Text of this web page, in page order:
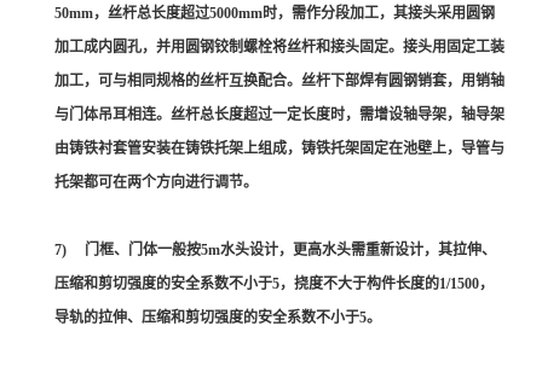
50mm，丝杆总长度超过5000mm时，需作分段加工，其接头采用圆钢
加工成内圆孔，并用圆钢铰制螺栓将丝杆和接头固定。接头用固定工装
加工，可与相同规格的丝杆互换配合。丝杆下部焊有圆钢销套，用销轴
与门体吊耳相连。丝杆总长度超过一定长度时，需增设轴导架，轴导架
由铸铁衬套管安装在铸铁托架上组成，铸铁托架固定在池壁上，导管与
托架都可在两个方向进行调节。
7) 门框、门体一般按5m水头设计，更高水头需重新设计，其拉伸、
压缩和剪切强度的安全系数不小于5，挠度不大于构件长度的1/1500，
导轨的拉伸、压缩和剪切强度的安全系数不小于5。